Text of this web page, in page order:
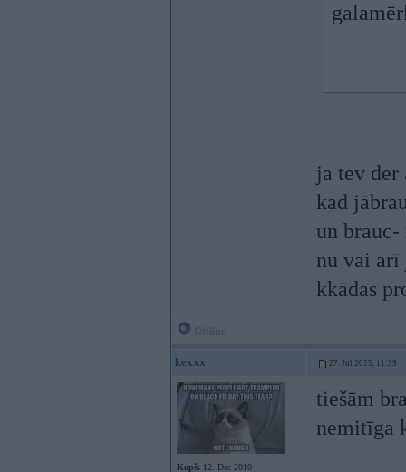
ja tev der
kad
un brauc-
nu vai arī
kkādas
kexxx 27. Jul 2025, 11:39
Kopš: 12. Dec 2010
tiešām
nemitīga